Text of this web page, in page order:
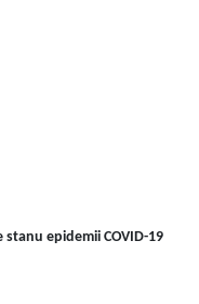
epidemii COVID-19